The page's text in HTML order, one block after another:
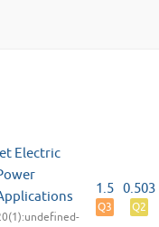
Electric
1.5
Q3
0.503
Q2